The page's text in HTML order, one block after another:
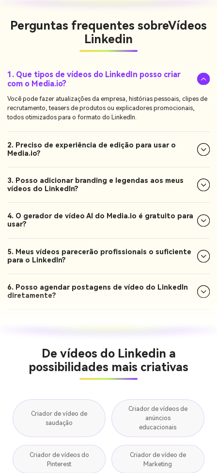
Perguntas frequentes sobreVídeos
Linkedin
1. Que tipos de vídeos do LinkedIn posso criar
com o Media.io?
Você pode fazer atualizações da empresa, histórias pessoais, clipes de
recrutamento, teasers de produtos ou explicadores promocionais,
todos otimizados para o formato do LinkedIn.
2. Preciso de experiência de edição para usar o
Media.io?
3. Posso adicionar branding e legendas aos meus
vídeos do LinkedIn?
4. O gerador de vídeo AI do Media.io é gratuito para
usar?
5. Meus vídeos parecerão profissionais o suficiente
para o LinkedIn?
6. Posso agendar postagens de vídeo do LinkedIn
diretamente?
De vídeos do Linkedin a
possibilidades mais criativas
Criador de vídeo de
saudação
Criador de vídeos de
anúncios
educacionais
Criador de vídeos do
Pinterest
Criador de vídeo de
Marketing